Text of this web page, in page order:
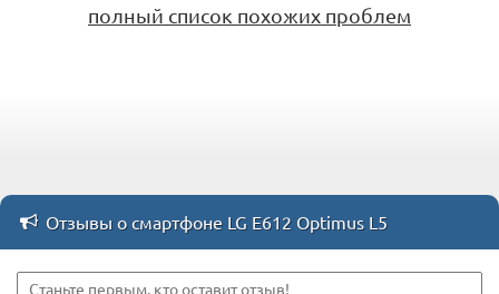
полный список похожих проблем
Отзывы о смартфоне LG E612 Optimus L5